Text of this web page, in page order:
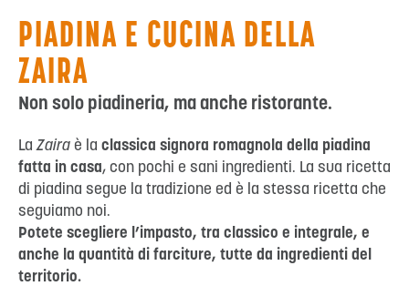
PIADINA E CUCINA DELLA
ZAIRA
Non solo piadineria, ma anche ristorante.
LaZaira è la classica signora romagnola della piadina
fatta in casa, con pochi e sani ingredienti. La sua ricetta
di piadina segue la tradizione ed è la stessa ricetta che
seguiamo noi.
Potete scegliere l’impasto, tra classico e integrale, e
anche la quantità di farciture, tutte da ingredienti del
territorio.